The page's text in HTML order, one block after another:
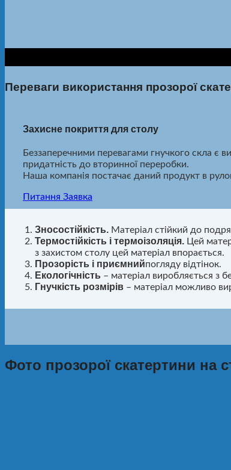
Переваги використання прозорої
Захисне покриття для столу
Беззаперечними перевагами гнучкого скла є
придатність до вторинної переробки.
Наша компанія постачає даний продукт в
Питання Заявка
Зносостійкість. Матеріал стійкий до
Термостійкість і термоізоляція. Цей
з захистом столу цей матеріал впорається.
Прозорість і приємнийпогляду відтінок.
Екологічність – матеріал виробляється з
Гнучкість розмірів – матеріал можливо
Фото прозорої скатертини на